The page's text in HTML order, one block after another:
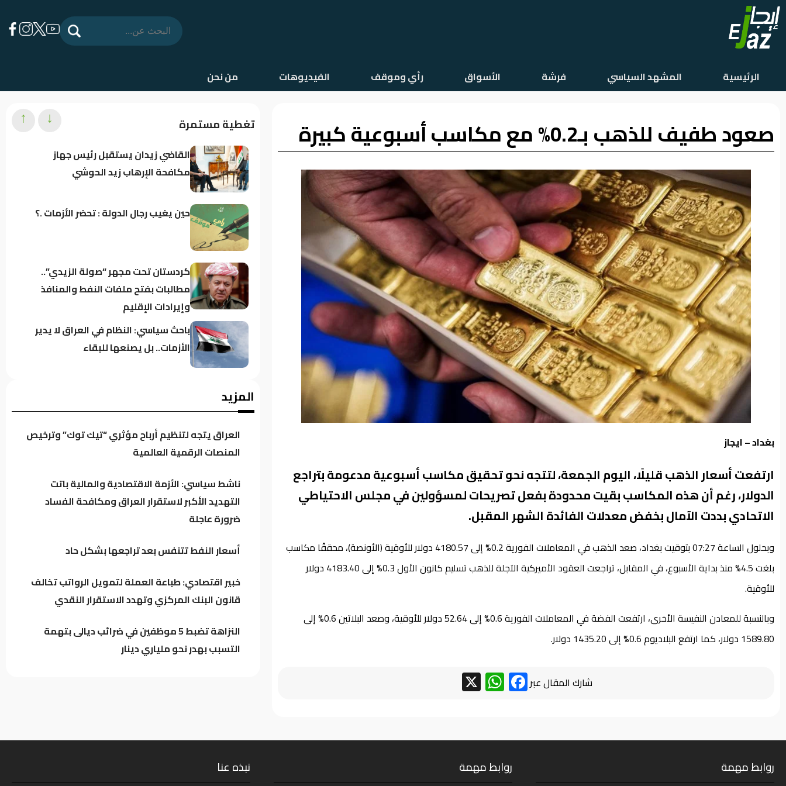
الرئيسية
المشهد
السياسي
فرشة
الأسواق
وموقف
الفيديوهات
الرئيسية المشهد السياسي فرشة الأسواق رأي وموقف الفيديوهات من نحن
صعود طفيف للذهب بـ0.2% مع مكاسب أسبوعية كبيرة
بغداد – ايجاز
ارتفعت أسعار الذهب قليلًا، اليوم الجمعة، لتتجه نحو تحقيق مكاسب أسبوعية مدعومة بتراجع
الدولار، رغم أن هذه المكاسب بقيت محدودة بفعل تصريحات لمسؤولين في مجلس الاحتياطي
الاتحادي بددت الآمال بخفض معدلات الفائدة الشهر المقبل.
وبحلول الساعة 07:27 بتوقيت بغداد، صعد الذهب في المعاملات الفورية 0.2% إلى 4180.57 دولار للأوقية (الأونصة)، محققًا مكاسب
بلغت 4.5% منذ بداية الأسبوع، في المقابل، تراجعت العقود الأميركية الآجلة للذهب تسليم كانون الأول 0.3% إلى 4183.40 دولار
للأوقية.
وبالنسبة للمعادن النفيسة الأخرى، ارتفعت الفضة في المعاملات الفورية 0.6% إلى 52.64 دولار للأوقية، وصعد البلاتين 0.6% إلى
1589.80 دولار، كما ارتفع البلاديوم 0.6% إلى 1435.20 دولار.
شارك المقال عبر Facebook
WhatsApp
تغطية مستمرة
القاضي زيدان يستقبل رئيس جهاز
مكافحة الإرهاب زيد الحوشي
حين يغيب رجال الدولة : تحضر الأزمات .؟
كردستان تحت مجهر “صولة الزيدي”..
مطالبات بفتح ملفات النفط والمنافذ
وإيرادات الإقليم
باحث سياسي: النظام في العراق لا يدير
الأزمات.. بل يصنعها للبقاء
الموسوي: الكتل السياسية تتجه لدعم
العراق يتجه لتنظيم أرباح مؤثري “تيك
توك” وترخيص المنصات الرقمية العالمية
المؤسسات والدوائر العدلية
↓
↑
المزيد
العراق يتجه لتنظيم أرباح مؤثري “تيك توك” وترخيص
المنصات الرقمية العالمية
ناشط سياسي: الأزمة الاقتصادية والمالية باتت
التهديد الأكبر لاستقرار العراق ومكافحة الفساد
ضرورة عاجلة
أسعار النفط تتنفس بعد تراجعها بشكل حاد
خبير اقتصادي: طباعة العملة لتمويل الرواتب تخالف
قانون البنك المركزي وتهدد الاستقرار النقدي
النزاهة تضبط 5 موظفين في ضرائب ديالى بتهمة
التسبب بهدر نحو ملياري دينار
روابط مهمة روابط مهمة نبذه عنا